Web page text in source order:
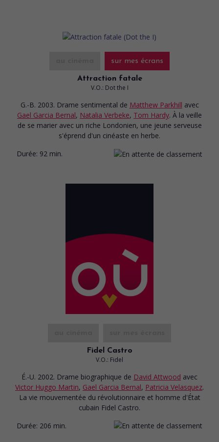
sur mes écrans
Attraction fatale
V.O.: Dot the I
G.-B. 2003. Drame sentimental de Matthew Parkhill avec
Gael Garcia Bernal, Natalia Verbeke, Tom Hardy. À la veille
de se marier avec un riche Londonien, une jeune serveuse
s'éprend d'un cinéaste en herbe.
Durée: 92 min.
Fidel Castro
V.O.: Fidel
É.-U. 2002. Drame biographique de David Attwood avec
Victor Huggo Martin, Gael Garcia Bernal, Patricia Velasquez.
La vie mouvementée du révolutionnaire et homme d'État
cubain Fidel Castro.
Durée: 206 min.